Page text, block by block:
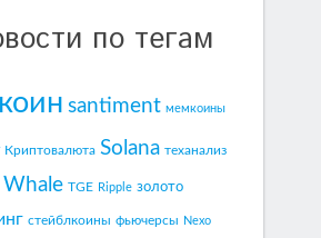
по тегам
santiment мемкоины
Криптовалюта Solana теханализ
Whale TGE Ripple золото
стейблкоины фьючерсы Nexo